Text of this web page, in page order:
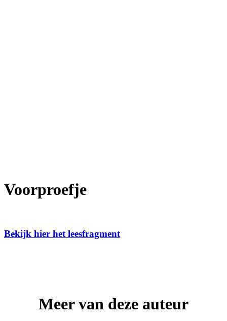
Voorproefje
Bekijk hier het leesfragment
Meer van deze auteur